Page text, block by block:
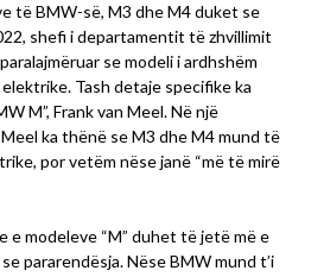
të BMW-së, M3 dhe M4 duket se
shefi i departamentit të zhvillimit
se modeli i ardhshëm
Tash detaje specifike ka
M”, Frank van Meel. Në një
ka thënë se M3 dhe M4 mund të
por vetëm nëse janë “më të mirë
e modeleve “M” duhet të jetë më e
pararendësja. Nëse BMW mund t’i